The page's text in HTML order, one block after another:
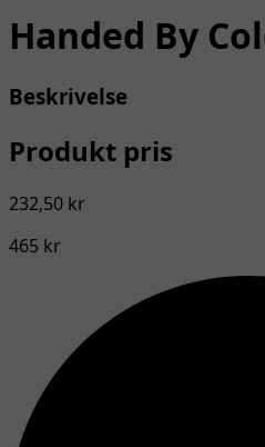
Handed By
Beskrivelse
Produkt pris
232,50 kr
465 kr